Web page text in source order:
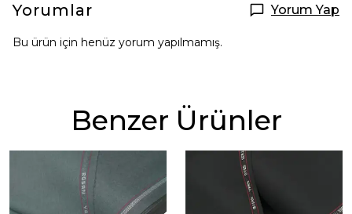
Yorumlar Yorum Yap
Bu ürün için henüz yorum yapılmamış.
Benzer Ürünler